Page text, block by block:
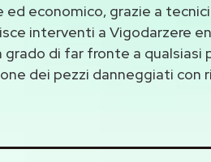
ed economico, grazie a
interventi a Vigodarzere
grado di far fronte a
dei pezzi danneggiati con